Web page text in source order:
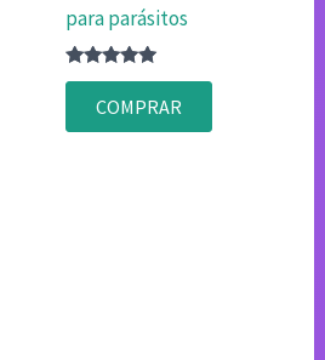
para parásitos
Valorado
4.80
de 5
COMPRAR